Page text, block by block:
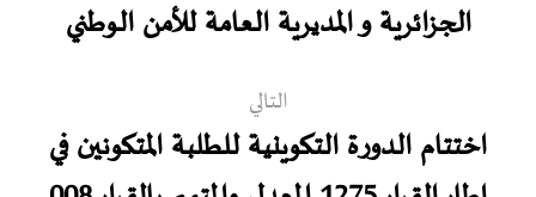
الجزائرية و المديرية العامة للأمن الوطني
التالي
اختتام الدورة التكوينية للطلبة المتكونين في